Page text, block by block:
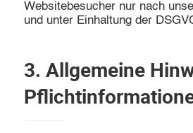
Websitebesucher nur nach
und unter Einhaltung der
3. Allgemeine